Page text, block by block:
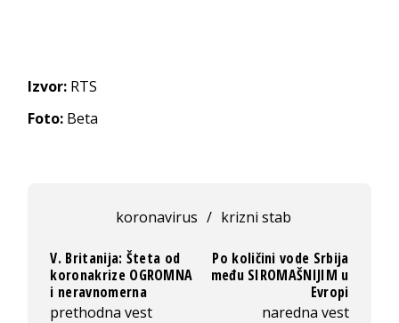
Izvor: RTS
Foto: Beta
koronavirus / krizni stab
V. Britanija: Šteta od
koronakrize OGROMNA
i neravnomerna
prethodna vest
Po količini vode Srbija
među SIROMAŠNIJIM u
Evropi
naredna vest